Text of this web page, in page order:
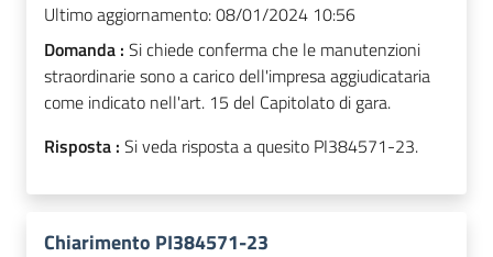
Ultimo aggiornamento:08/01/2024 10:56
Domanda : Si chiede conferma che le manutenzioni
straordinarie sono a carico dell'impresa aggiudicataria
come indicato nell'art. 15 del Capitolato di gara.
Risposta : Si veda risposta a quesito PI384571-23.
Chiarimento PI384571-23